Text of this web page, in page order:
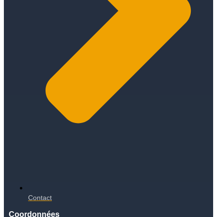
Contact
Coordonnées